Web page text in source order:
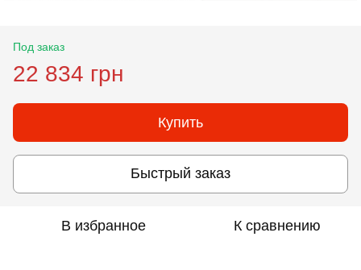
Под заказ
22 834 грн
Купить
Быстрый заказ
В избранное К сравнению